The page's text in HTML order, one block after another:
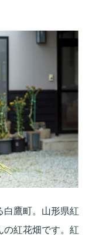
白鷹町。山形県紅
の紅花畑です。紅